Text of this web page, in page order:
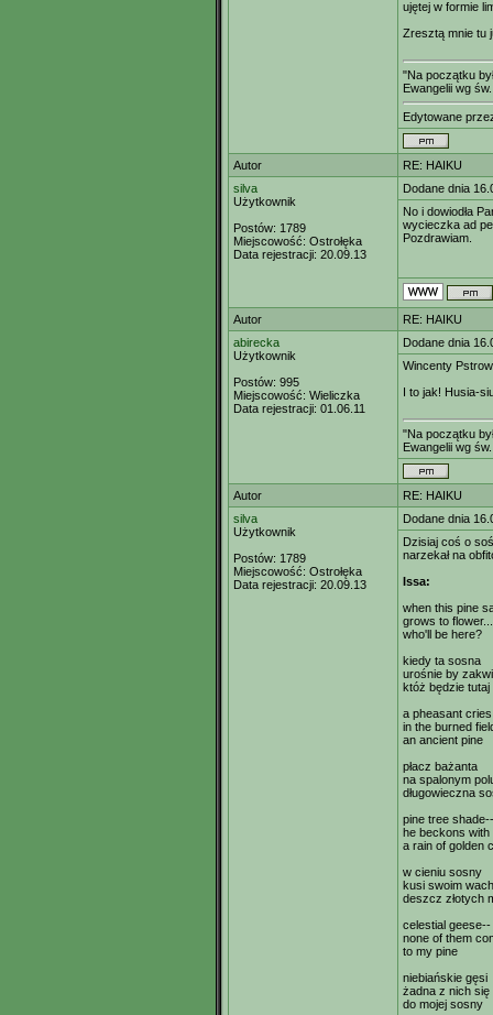
ujętej w formie
Zresztą mnie tu
"Na początku
Ewangelii wg
Edytowane
Autor
RE: HAIKU
silva
Użytkownik
Postów: 1789
Miejscowość: Ostrołęka
Data rejestracji: 20.09.13
Dodane dnia
No i dowiodła
wycieczka ad
Pozdrawiam.
Autor
RE: HAIKU
abirecka
Użytkownik
Postów: 995
Miejscowość: Wieliczka
Data rejestracji: 01.06.11
Dodane dnia
Wincenty
I to jak! Husia-
"Na początku
Ewangelii wg
Autor
RE: HAIKU
silva
Użytkownik
Postów: 1789
Miejscowość: Ostrołęka
Data rejestracji: 20.09.13
Dodane dnia
Dzisiaj coś o
narzekał na
Issa:
when this pine
grows to flower...
who'll be here?
kiedy ta sosna
urośnie by
któż będzie tutaj
a pheasant cries
in the burned
an ancient pine
płacz bażanta
na spalonym
długowieczna
pine tree shade--
he beckons with
a rain of golden
w cieniu sosny
kusi swoim
deszcz złotych
celestial geese--
none of them
to my pine
niebiańskie gęsi
żadna z nich się
do mojej sosny